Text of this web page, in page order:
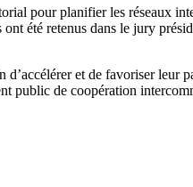
pour planifier les réseaux
été retenus dans le jury
et de favoriser leur
public de coopération